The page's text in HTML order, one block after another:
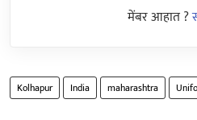
मेंबर आहात ?
Kolhapur India maharashtra